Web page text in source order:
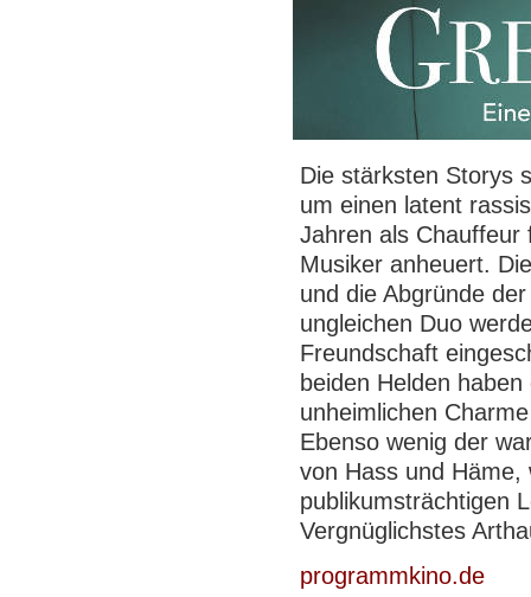
Die stärksten Storys
um einen latent
Jahren als Chauffeur
Musiker anheuert.
und die Abgründe
ungleichen Duo
Freundschaft
beiden Helden
unheimlichen
Ebenso wenig der
von Hass und Häme,
publikumsträchtigen
Vergnüglichstes
programmkino.de